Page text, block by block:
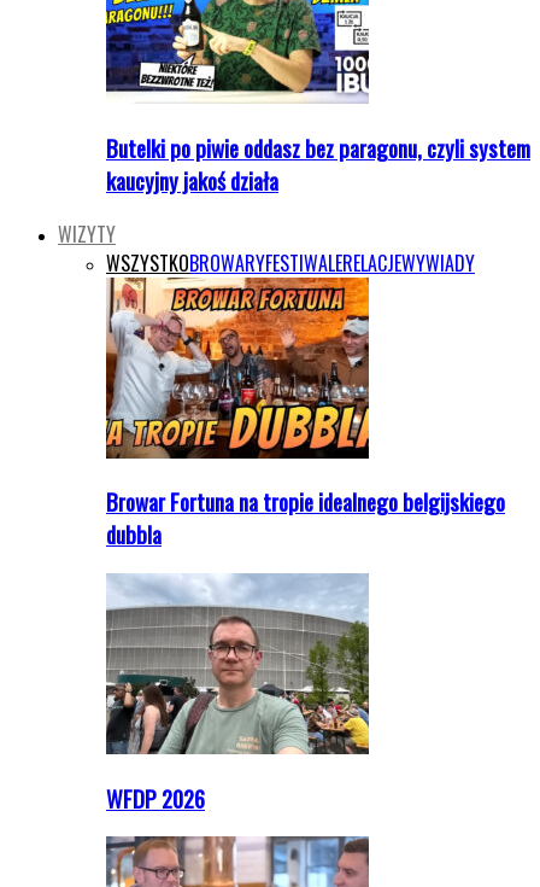
Butelki po piwie oddasz bez paragonu, czyli system
kaucyjny jakoś działa
WIZYTY
WSZYSTKOBROWARYFESTIWALERELACJEWYWIADY
Browar Fortuna na tropie idealnego belgijskiego
dubbla
WFDP 2026